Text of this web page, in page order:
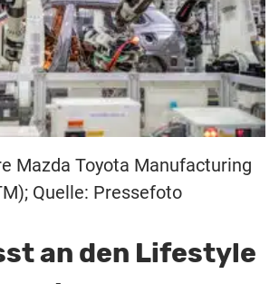
Mazda Toyota Manufacturing
Quelle: Pressefoto
an den Lifestyle